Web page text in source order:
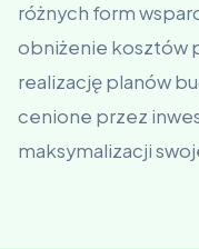
różnych form
obniżenie kosztów
realizację planów
cenione przez
maksymalizacji